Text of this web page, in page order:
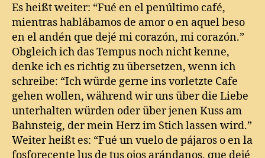
Es heißt weiter: “Fué en el penúltimo café,
mientras hablábamos de amor o en aquel beso
en el andén que dejé mi corazón, mi corazón.”
Obgleich ich das Tempus noch nicht kenne,
denke ich es richtig zu übersetzen, wenn ich
schreibe: “Ich würde gerne ins vorletzte Cafe
gehen wollen, während wir uns über die Liebe
unterhalten würden oder über jenen Kuss am
Bahnsteig, der mein Herz im Stich lassen wird.”
Weiter heißt es: “Fué un vuelo de pájaros o en la
fosforecente lus de tus ojos arándanos, que dejé